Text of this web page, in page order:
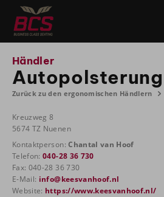
Händler
Zurück zu den ergonomischen Händlern
Kreuzweg 8
5674 TZ Nuenen
Kontaktperson:Chantal van Hoof
Telefon:040-28 36 730
Fax: 040-28 36 730
E-Mail: info@keesvanhoof.nl
Website: https://www.keesvanhoof.nl/